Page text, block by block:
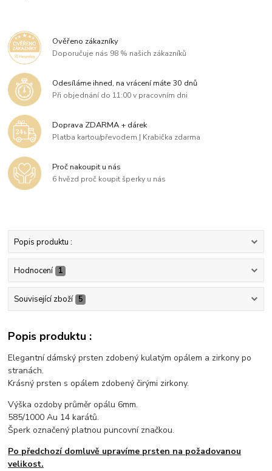
Ověřeno zákazníky
Doporučuje nás 98 % našich zákazníků
Odesíláme ihned, na vrácení máte 30 dnů
Při objednání do 11:00 v pracovním dni
Doprava ZDARMA + dárek
Platba kartou/převodem | Krabička zdarma
Proč nakoupit u nás
6 hvězd proč koupit šperky u nás
Popis produktu :
Hodnocení 1
Související zboží 5
Popis produktu :
Elegantní dámský prsten zdobený kulatým opálem a zirkony po
stranách.
Krásný prsten s opálem zdobený čirými zirkony.
Výška ozdoby průměr opálu 6mm.
585/1000 Au 14 karátů.
Šperk označený platnou puncovní značkou.
Po předchozí domluvě upravíme prsten na požadovanou
velikost.